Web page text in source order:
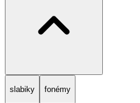
slabiky fonémy